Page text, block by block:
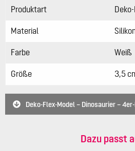
Produktart
Material
Farbe Weiß
Größe 3,5
Deko-Flex-Model – Dinosaurier –
Dazu passt